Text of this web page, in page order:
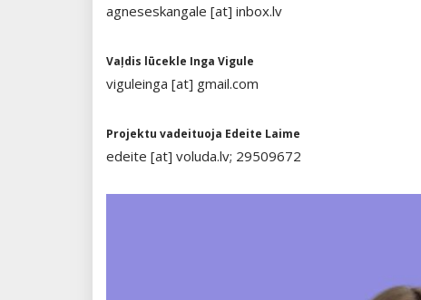
agneseskangale [at] inbox.lv
Vaļdis lūcekle Inga Vigule
viguleinga [at] gmail.com
Projektu vadeituoja Edeite Laime
edeite [at] voluda.lv; 29509672